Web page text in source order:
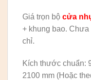
Giá trọn bộ cửa
+ khung bao.
chỉ.
Kích thước chuẩn:
2100 mm (Hoặc